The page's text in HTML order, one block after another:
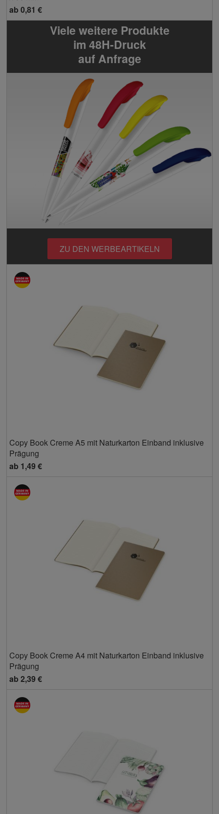
ab 0,81 €
Viele weitere Produkte
im 48H-Druck
auf Anfrage
ZU DEN WERBEARTIKELN
Copy Book Creme A5 mit Naturkarton Einband inklusive
Prägung
ab 1,49 €
Copy Book Creme A4 mit Naturkarton Einband inklusive
Prägung
ab 2,39 €